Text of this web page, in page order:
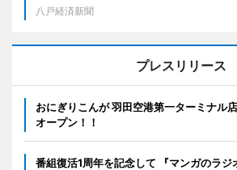
八戸経済新聞
プレスリリース
おにぎりこんが 羽田空港第一ターミナル
オープン！！
番組復活1周年を記念して 『マンガのラ